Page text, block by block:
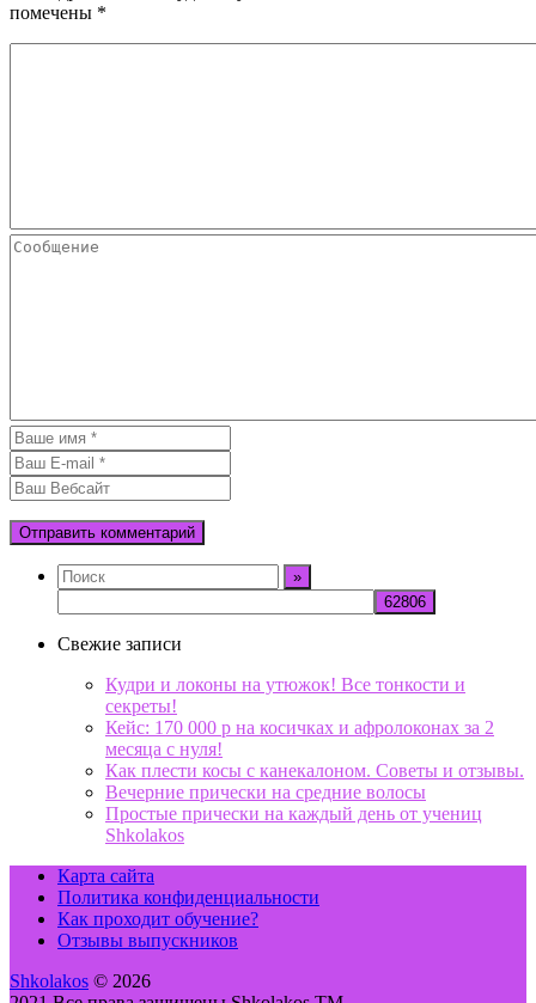
помечены *
Свежие записи
Кудри и локоны на утюжок! Все тонкости и
секреты!
Кейс: 170 000 р на косичках и афролоконах за 2
месяца с нуля!
Как плести косы с канекалоном. Советы и отзывы.
Вечерние прически на средние волосы
Простые прически на каждый день от учениц
Shkolakos
Карта сайта
Политика конфиденциальности
Как проходит обучение?
Отзывы выпускников
Shkolakos © 2026